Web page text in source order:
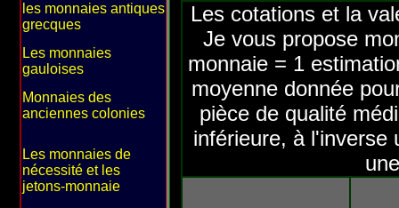
les monnaies antiques
grecques
Les monnaies
gauloises
Monnaies des
anciennes colonies
Les monnaies de
nécessité et les
jetons-monnaie
Les cotations et la
Je vous propose
monnaie = 1
moyenne donnée
pièce de qualité
inférieure, à l'inverse